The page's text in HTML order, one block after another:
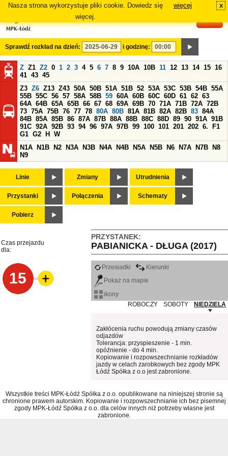
Nasza strona wykorzystuje pliki cookie. Dowiedz się
więcej.
więcej x
Sprawdź rozkład na dzień: i godzinę:
Z Z1 Z2 0 1 2 3 4 5 6 7 8 9 10A 10B 11 12 13 14 15 16
41 43 45
Z3 Z6 Z13 Z43 50A 50B 51A 51B 52 53A 53C 53B 54B 55A
55B 55C 56 57 58A 58B 59 60A 60B 60C 60D 61 62 63
64A 64B 65A 65B 66 67 68 69A 69B 70 71A 71B 72A 72B
73 75A 75B 76 77 78 80A 80B 81A 81B 82A 82B 83 84A
84B 85A 85B 86 87A 87B 88A 88B 88C 88D 89 90 91A 91B
91C 92A 92B 93 94 96 97A 97B 99 100 101 201 202 6.
F1
G1 G2 H
W
N1A
N1B N2 N3A N3B N4A N4B N5A N5B N6 N7A N7B
N8
N9
Linie Zmiany Utrudnienia
Przystanki Połączenia Schematy
Pobierz
PRZYSTANEK:
PABIANICKA - DŁUGA (2017)
Czas przejazdu
dla:
15
Przesiadki
Kierunki
Pokaż na mapie
ikony
ROBOCZY
SOBOTY NIEDZIELA
Zakłócenia ruchu powodują zmiany czasów
odjazdów
Tolerancja: przyspieszenie - 1 min.
opóźnienie - do 4 min.
Kopiowanie i rozpowszechnianie rozkładów
jazdy w celach zarobkowych bez zgody MPK
Łódź Spółka z o.o jest zabronione.
Wszystkie treści MPK-Łódź Spółka z o.o. opublikowane na niniejszej stronie są
chronione prawem autorskim. Kopiowanie i rozpowszechnianie ich bez pisemnej
zgody MPK-Łódź Spółka z o.o. dla celów innych niż potrzeby własne jest
zabronione.